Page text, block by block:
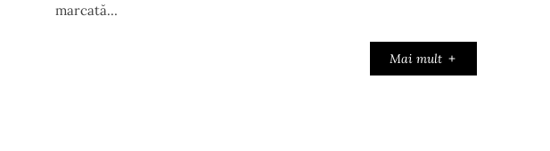
marcată…
Mai mult